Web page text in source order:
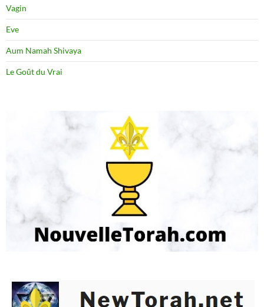
Vagin
Eve
Aum Namah Shivaya
Le Goût du Vrai